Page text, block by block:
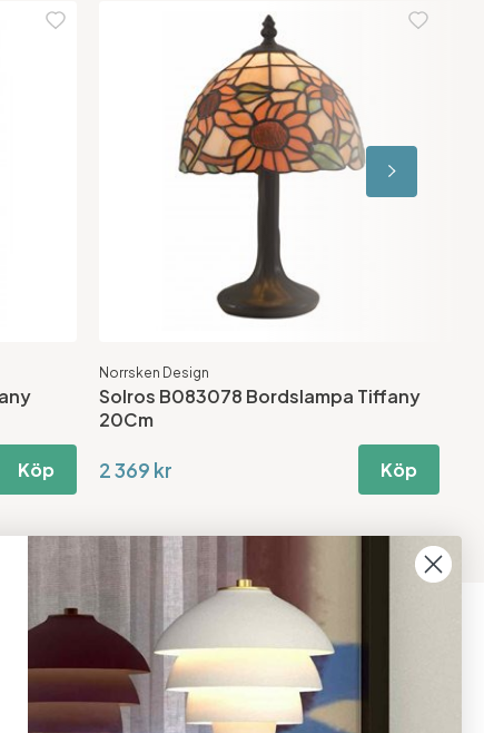
Köp
Norrsken Design
Solros B083078 Bordslampa Tiffany
20Cm
2 369 kr Köp
08 - 654 29 00
info@ljusbutik.se
Fler kontaktuppgifter »